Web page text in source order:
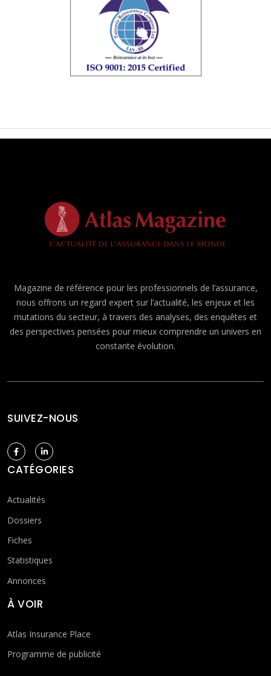
Magazine de référence pour les professionnels de l’assurance,
nous offrons un regard expert sur l’actualité, les enjeux et les
mutations du secteur, à travers des analyses, des enquêtes et
des perspectives pensées pour mieux comprendre un univers en
constante évolution.
SUIVEZ-NOUS
CATÉGORIES
Actualités
Dossiers
Fiches
Statistiques
Annonces
À VOIR
Atlas Insurance Place
Programme de publicité